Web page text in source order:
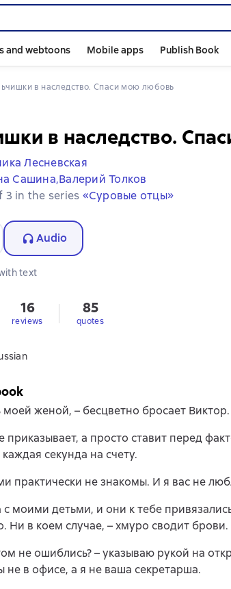
and webtoons Mobile apps Publish Book
в наследство. Спаси мою любовь
в наследство.
Лесневская
Сашина,Валерий Толков
3 in the series «Суровые отцы»
Audio
text
16
reviews
85
quotes
моей женой, – бесцветно бросает Виктор.
приказывает, а просто ставит перед
секунда на счету.
практически не знакомы. И я вас не
с моими детьми, и они к тебе
Ни в коем случае, – хмуро сводит
не ошиблись? – указываю рукой на
не в офисе, а я не ваша секретарша.